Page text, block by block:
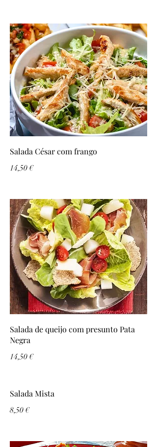
Salada César com frango
14,50 €
Salada de queijo com presunto Pata
Negra
14,50 €
Salada Mista
8,50 €